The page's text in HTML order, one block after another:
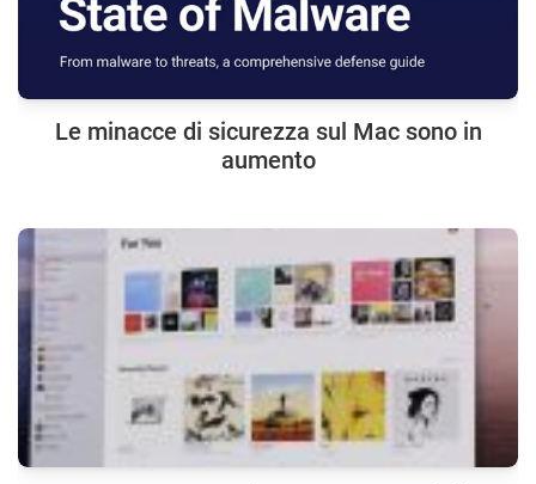
Le minacce di sicurezza sul Mac sono in
aumento